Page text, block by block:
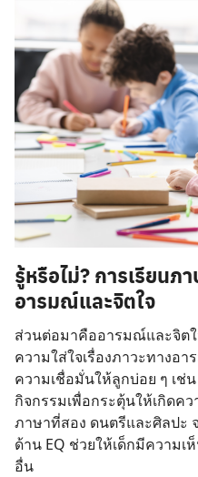
รู้หรือไม่? การเรียน
อารมณ์และจิตใจ
ส่วนต่อมาคืออารมณ์และจิ
ความใส่ใจเรื่องภาวะทางอ
ความเชื่อมั่นให้ลูกบ่อย ๆ เ
กิจกรรมเพื่อกระตุ้นให้เกิดค
ภาษาที่สอง ดนตรีและศิลปะ
ด้าน EQ ช่วยให้เด็กมีความเ
อื่น